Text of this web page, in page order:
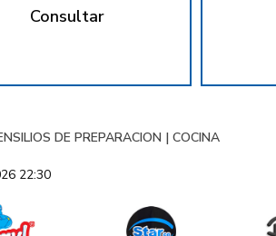
Consultar
DE PREPARACION | COCINA
22:30